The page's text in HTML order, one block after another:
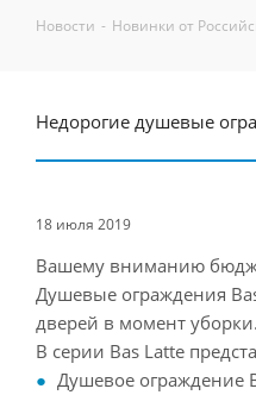
Новости - Новинки от
Недорогие душевые
18 июля 2019
Вашему вниманию
Душевые ограждения
дверей в момент
В серии Bas Latte
Душевое ограждение